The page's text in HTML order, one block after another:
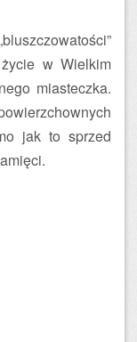
w Wielkim
miasteczka.
jak to sprzed